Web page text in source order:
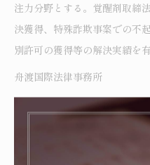
注力分野とする。覚醒剤取締
決獲得、特殊詐欺事案での不
別許可の獲得等の解決実績を有
舟渡国際法律事務所
ウェブサイト：https://